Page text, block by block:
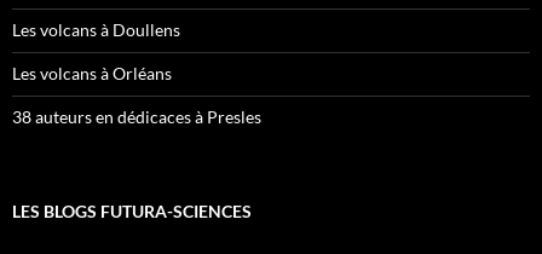
Les volcans à Doullens
Les volcans à Orléans
38 auteurs en dédicaces à Presles
LES BLOGS FUTURA-SCIENCES